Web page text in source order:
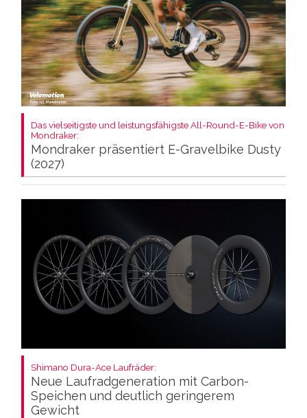
Das vielseitigste und leistungsfähigste All-Round-E-Bike von
Mondraker:
Mondraker präsentiert E-Gravelbike Dusty
(2027)
Shimano Dura-Ace Laufräder:
Neue Laufradgeneration mit Carbon-
Speichen und deutlich geringerem
Gewicht